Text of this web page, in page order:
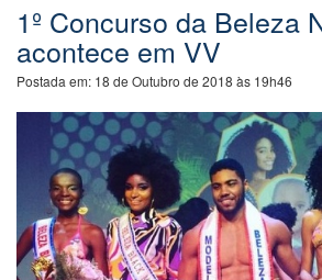
1º Concurso da Beleza
acontece em VV
Postada em: 18 de Outubro de 2018 às 19h46